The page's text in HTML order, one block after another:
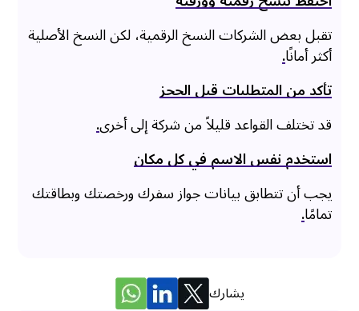
تقبل بعض الشركات النسخ الرقمية، لكن النسخ الأصلية
أكثر أمانًا.
تأكد من المتطلبات قبل الحجز
قد تختلف القواعد قليلاً من شركة إلى أخرى.
استخدم نفس الاسم في كل مكان
يجب أن تتطابق بيانات جواز سفرك ورخصتك وبطاقتك
تمامًا.
يشارك